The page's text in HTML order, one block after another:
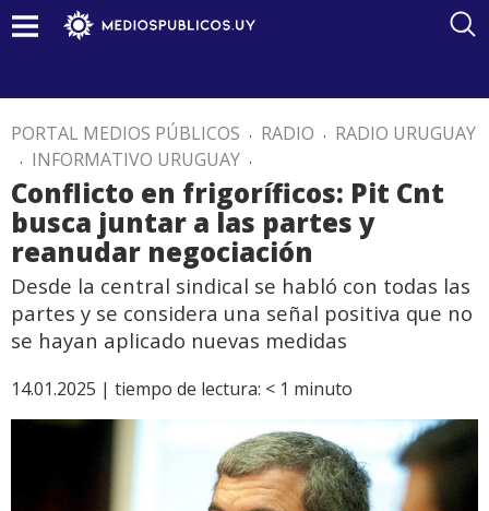
PORTAL MEDIOS PÚBLICOS . RADIO . RADIO URUGUAY
. INFORMATIVO URUGUAY .
Conflicto en frigoríficos: Pit Cnt
busca juntar a las partes y
reanudar negociación
Desde la central sindical se habló con todas las
partes y se considera una señal positiva que no
se hayan aplicado nuevas medidas
14.01.2025 | tiempo de lectura: < 1 minuto